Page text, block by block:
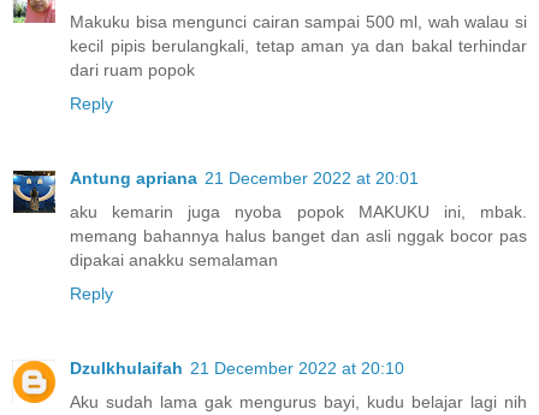
Makuku bisa mengunci cairan sampai 500 ml, wah walau si
kecil pipis berulangkali, tetap aman ya dan bakal terhindar
dari ruam popok
Reply
Antung apriana 21 December 2022 at 20:01
aku kemarin juga nyoba popok MAKUKU ini, mbak.
memang bahannya halus banget dan asli nggak bocor pas
dipakai anakku semalaman
Reply
Dzulkhulaifah 21 December 2022 at 20:10
Aku sudah lama gak mengurus bayi, kudu belajar lagi nih